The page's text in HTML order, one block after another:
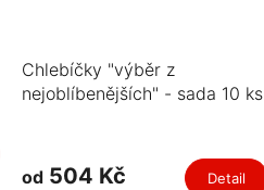
Chlebíčky "výběr z
nejoblíbenějších" - sada 10 ks
od504 Kč Detail